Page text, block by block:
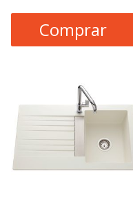
Comprar